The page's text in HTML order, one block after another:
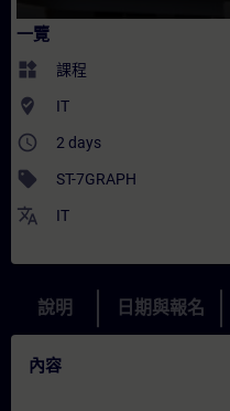
一覽
widgets 課程
where_to_vote IT
access_time 2 days
sell ST-7GRAPH
translate IT
說明 日期與報名
內容